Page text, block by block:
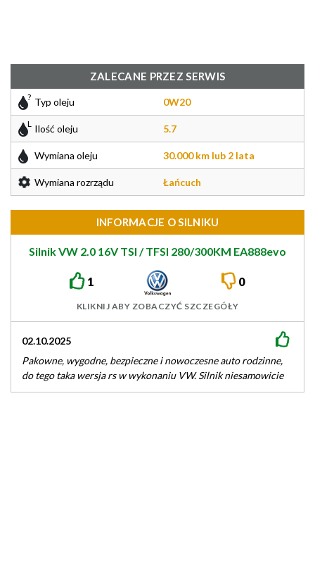
ZALECANE PRZEZ SERWIS
Typ oleju 0W20
Ilość oleju 5.7
Wymiana oleju 30.000 km lub 2 lata
Wymiana rozrządu Łańcuch
INFORMACJE O SILNIKU
Silnik VW 2.0 16V TSI / TFSI 280/300KM EA888evo
1 0
KLIKNIJ ABY ZOBACZYĆ SZCZEGÓŁY
02.10.2025
Pakowne, wygodne, bezpieczne i nowoczesne auto rodzinne,
do tego taka wersja rs w wykonaniu VW. Silnik niesamowicie
podatny na modyfikacje,…